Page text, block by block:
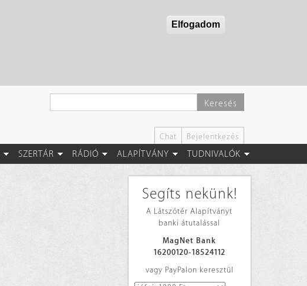
Elfogadom
Keresés
Chat Bejelentkezés
SZERTÁR RÁDIÓ ALAPÍTVÁNY TUDNIVALÓK
Segíts nekünk!
A Látszótér Alapítványt
banki átutalással
MagNet Bank
16200120-18524112
vagy PayPalon keresztül